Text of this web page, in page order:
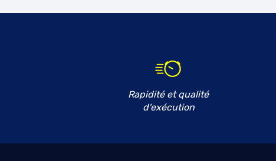
FRANZIN JUSTIN
104 ROUTE DU VIEUX CHENE
47500 CONDEZAYGUES
Fermé aujourd'hui
Rapidité et qualité
d'exécution